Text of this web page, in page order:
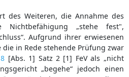
des Weiteren, die Annahme des
Nichtbefähigung „stehe fest",
Aufgrund ihrer erwiesenen
in Rede stehende Prüfung zwar
[Abs. 1] Satz 2 [1] FeV als „nicht
„begehe“ jedoch einen